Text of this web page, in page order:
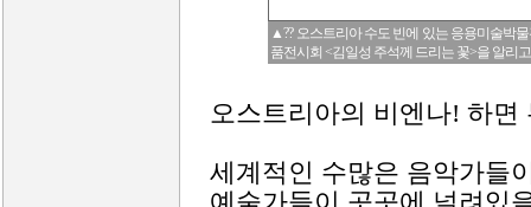
▲?? 오스트리아 수도 빈에 있는 응용미술박
품전시회 <김일성 주석께 드리는 꽃>을 알리
오스트리아의 비엔나! 하면
세계적인 수많은 음악가들